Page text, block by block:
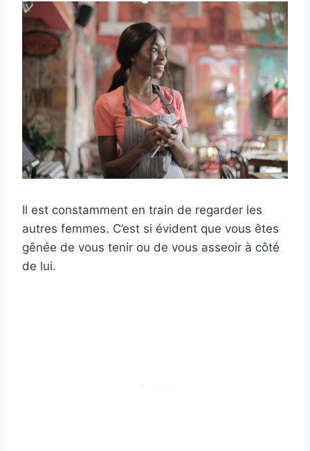
Il est constamment en train de regarder les
autres femmes. C’est si évident que vous êtes
gênée de vous tenir ou de vous asseoir à côté
de lui.